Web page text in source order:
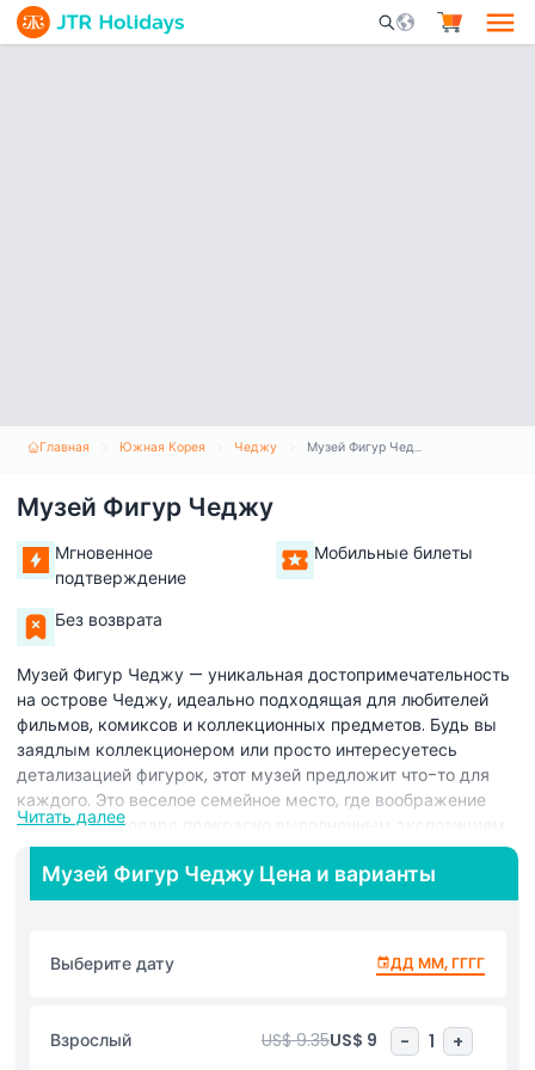
Mobile Search
Главная Южная Корея Чеджу Музей Фигур Чеджу
Музей Фигур Чеджу
Мгновенное
подтверждение
Мобильные билеты
Без возврата
Музей Фигур Чеджу — уникальная достопримечательность
на острове Чеджу, идеально подходящая для любителей
фильмов, комиксов и коллекционных предметов. Будь вы
заядлым коллекционером или просто интересуетесь
детализацией фигурок, этот музей предложит что-то для
каждого. Это веселое семейное место, где воображение
оживает благодаря прекрасно выполненным экспозициям.
Внутри музей занимает три увлекательных этажа,
наполненных невероятными фигурами и тематическими
зонами. На первом этаже вы увидите высококачественные
каждая создана с удивительным вниманием к деталям.
Второй этаж погружает вас в мир фантазии, наполненный
ощущение присутствия в самой сцене. Третий этаж
демонстрирует известных персонажей со всего мира,
Читать далее
Музей Фигур Чеджу Цена и варианты
Выберите дату ДД ММ, ГГГГ
Взрослый US$ 9.35US$ 9 - 1 +